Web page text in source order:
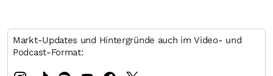
Markt-Updates und Hintergründe auch im Video- und
Podcast-Format: